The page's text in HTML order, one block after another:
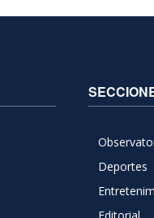
Deportes
Editorial